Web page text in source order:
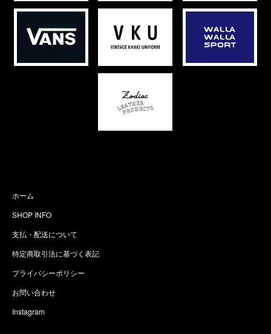
ホーム
SHOP INFO
支払・配送について
特定商取引法に基づく表記
プライバシーポリシー
お問い合わせ
Instagram